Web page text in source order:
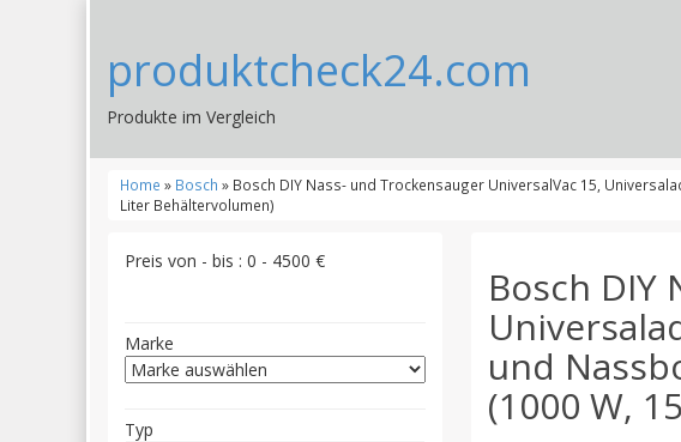
produktcheck24.com
Produkte im Vergleich
Home » Bosch » Bosch DIY Nass- und Trockensauger UniversalVac 15,
Liter Behältervolumen)
Preis von - bis : 0 - 4500 €
Marke
Typ
Bosch DIY
und
(1000 W,